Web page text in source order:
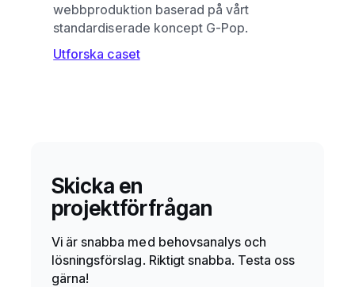
webbproduktion baserad på vårt
standardiserade koncept G-Pop.
Utforska caset
Skicka en
projektförfrågan
Vi är snabba med behovsanalys och
lösningsförslag. Riktigt snabba. Testa oss
gärna!